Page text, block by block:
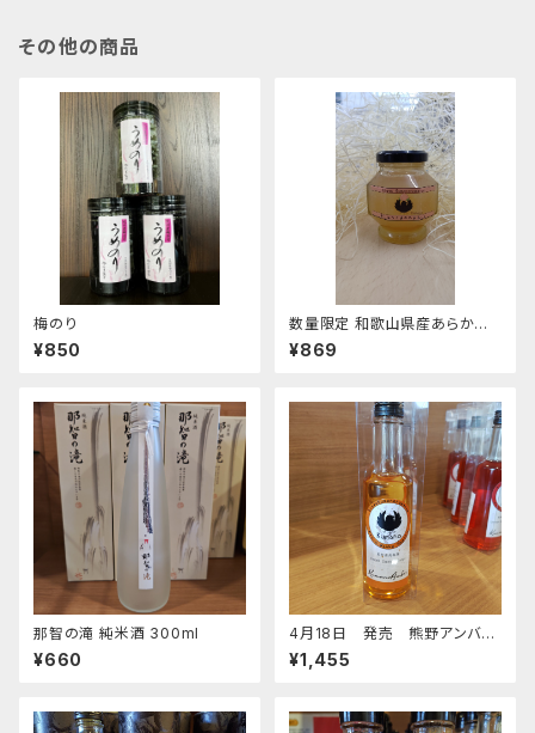
その他の商品
梅のり
¥850
数量限定 和歌山県産あらかわ
の桃コンフィチュール
¥869
那智の滝 純米酒 300ml
¥660
4月18日 発売 熊野アンバー
３００ｍｌ
¥1,455